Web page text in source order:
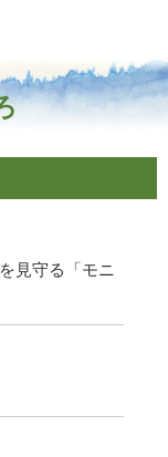
見守る「モニ